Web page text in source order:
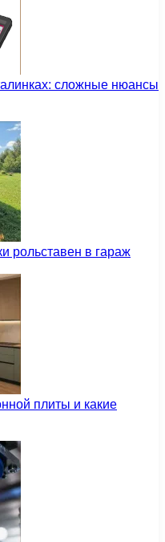
сложные нюансы
рольставен в гараж
плиты и какие